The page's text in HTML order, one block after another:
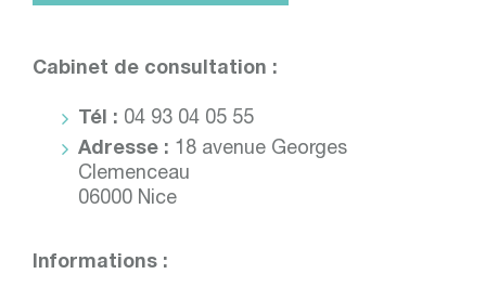
Cabinet de consultation :
Tél : 04 93 04 05 55
Adresse : 18 avenue Georges
Clemenceau
06000 Nice
Informations :